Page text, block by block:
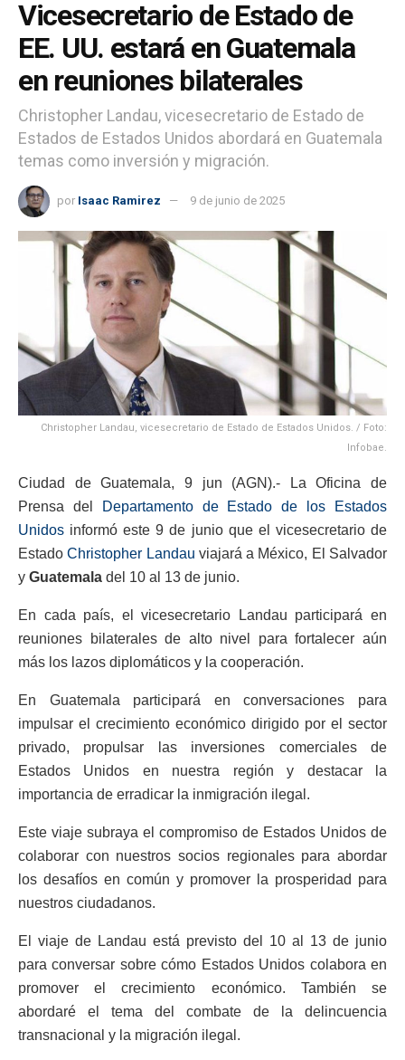
Vicesecretario de Estado de
EE. UU. estará en Guatemala
en reuniones bilaterales
Christopher Landau, vicesecretario de Estado de
Estados de Estados Unidos abordará en Guatemala
temas como inversión y migración.
por Isaac Ramirez 9 de junio de 2025
Christopher Landau, vicesecretario de Estado de Estados Unidos. / Foto:
Infobae.
Ciudad de Guatemala, 9 jun (AGN).- La Oficina de
Prensa del
Departamento de Estado de los Estados
Unidos informó este 9 de junio que el vicesecretario de
EstadoChristopher Landau viajará a México, El Salvador
y Guatemala del 10 al 13 de junio.
En cada país, el vicesecretario Landau participará en
reuniones bilaterales de alto nivel para fortalecer aún
más los lazos diplomáticos y la cooperación.
En Guatemala participará en conversaciones para
impulsar el crecimiento económico dirigido por el sector
privado, propulsar las inversiones comerciales de
Estados Unidos en nuestra región y destacar la
importancia de erradicar la inmigración ilegal.
Este viaje subraya el compromiso de Estados Unidos de
colaborar con nuestros socios regionales para abordar
los desafíos en común y promover la prosperidad para
nuestros ciudadanos.
El viaje de Landau está previsto del 10 al 13 de junio
para conversar sobre cómo Estados Unidos colabora en
promover el crecimiento económico. También se
abordaré el tema del combate de la delincuencia
transnacional y la migración ilegal.